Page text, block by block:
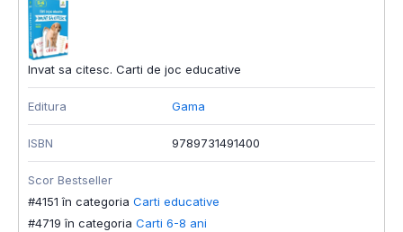
Invat sa citesc. Carti de joc educative
Editura Gama
ISBN 9789731491400
Scor Bestseller
#4151 în categoria Carti educative
#4719 în categoria Carti 6-8 ani